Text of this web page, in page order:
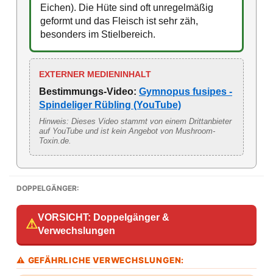
Eichen). Die Hüte sind oft unregelmäßig
geformt und das Fleisch ist sehr zäh,
besonders im Stielbereich.
EXTERNER MEDIENINHALT
Bestimmungs-Video: Gymnopus fusipes -
Spindeliger Rübling (YouTube)
Hinweis: Dieses Video stammt von einem Drittanbieter
auf YouTube und ist kein Angebot von Mushroom-
Toxin.de.
DOPPELGÄNGER:
⚠VORSICHT: Doppelgänger &
Verwechslungen
⚠ GEFÄHRLICHE VERWECHSLUNGEN: